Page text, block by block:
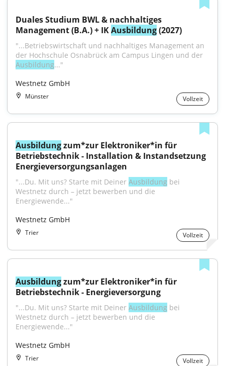
Duales Studium BWL & nachhaltiges
Management (B.A.) + IK Ausbildung (2027)
"...Betriebswirtschaft und nachhaltiges Management an
Ausbildung..."
Westnetz GmbH
Münster Vollzeit
Ausbildung zum*zur Elektroniker*in für
Betriebstechnik - Installation & Instandsetzung
Energieversorgungsanlagen
"...Du. Mit uns? Starte mit Deiner Ausbildung bei
Westnetz durch – jetzt bewerben und die
Energiewende..."
Westnetz GmbH
Trier Vollzeit
Ausbildung zum*zur Elektroniker*in für
Betriebstechnik - Energieversorgung
"...Du. Mit uns? Starte mit Deiner Ausbildung bei
Westnetz durch – jetzt bewerben und die
Energiewende..."
Westnetz GmbH
Trier Vollzeit